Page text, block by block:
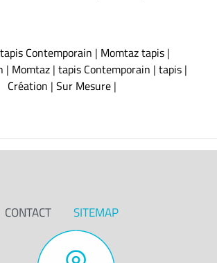
Contemporain | Momtaz tapis |
| Momtaz| tapis Contemporain | tapis|
Création | Sur Mesure|
CONTACT SITEMAP